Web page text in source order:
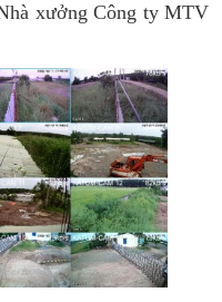
xưởng Công ty MTV